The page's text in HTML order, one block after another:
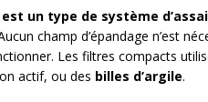
un type de système
champ d’épandage n’est
Les filtres compacts
actif, ou des billes d’argile.